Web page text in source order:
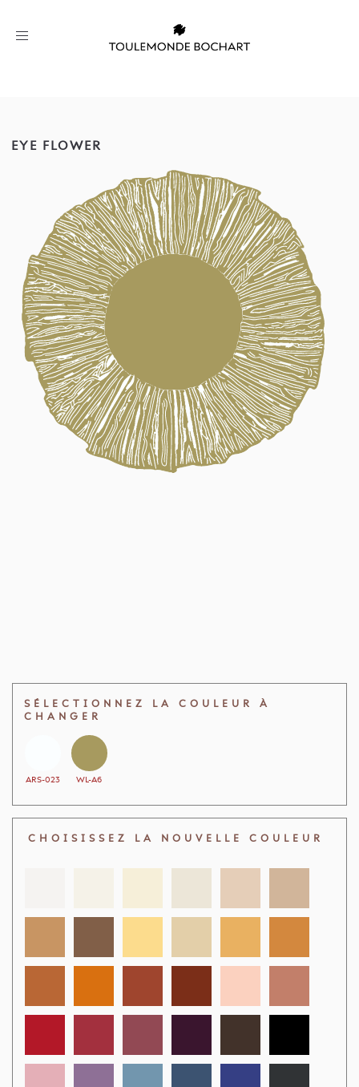
Toggle
EYE FLOWER
SÉLECTIONNEZ LA COULEUR À
CHANGER
ARS-023 WL-A6
CHOISISSEZ LA NOUVELLE COULEUR